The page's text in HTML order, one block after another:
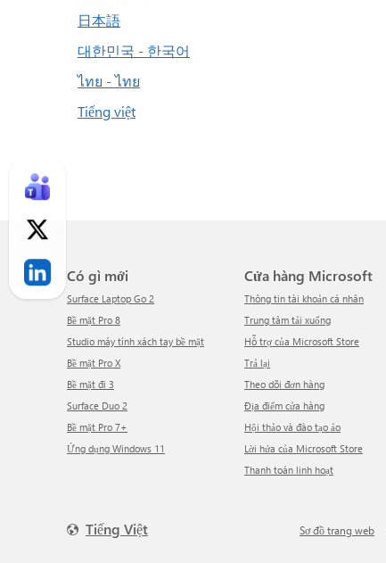
日本語
대한민국 - 한국어
ไทย - ไทย
Tiếng việt
Có gì mới
Surface Laptop Go 2
Bề mặt Pro 8
Studio máy tính xách tay bề mặt
Bề mặt Pro X
Bề mặt đi 3
Surface Duo 2
Bề mặt Pro 7+
Ứng dụng Windows 11
Cửa hàng Microsoft
Thông tin tài khoản cá nhân
Trung tâm tải xuống
Hỗ trợ của Microsoft Store
Trả lại
Theo dõi đơn hàng
Địa điểm cửa hàng
Hội thảo và đào tạo ảo
Lời hứa của Microsoft Store
Thanh toán linh hoạt
Tiếng Việt Sơ đồ trang web